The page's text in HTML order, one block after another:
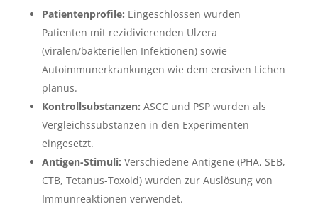
Patientenprofile: Eingeschlossen wurden
Patienten mit rezidivierenden Ulzera
(viralen/bakteriellen Infektionen) sowie
Autoimmunerkrankungen wie dem erosiven Lichen
planus.
Kontrollsubstanzen: ASCC und PSP wurden als
Vergleichssubstanzen in den Experimenten
eingesetzt.
Antigen-Stimuli: Verschiedene Antigene (PHA, SEB,
CTB, Tetanus-Toxoid) wurden zur Auslösung von
Immunreaktionen verwendet.